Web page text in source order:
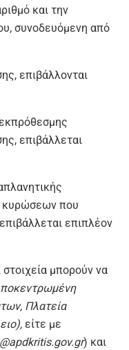
και την
συνοδευόμενη από
επιβάλλονται
επιβάλλεται
κυρώσεων που
επιπλέον
μπορούν να
Πλατεία
είτε με
@apdkritis.gov.gr) και